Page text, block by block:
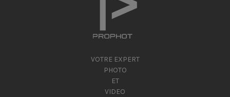
VOTRE EXPERT
PHOTO
ET
VIDEO